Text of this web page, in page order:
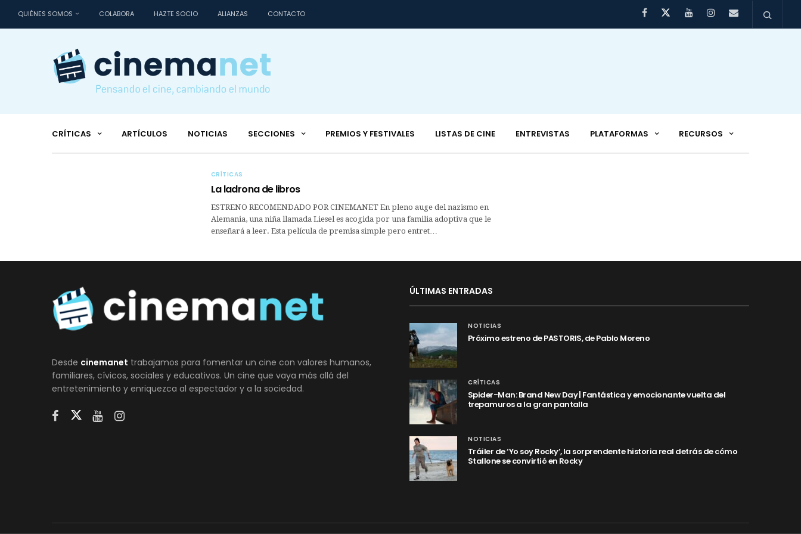
QUIÉNES SOMOS COLABORA HAZTE SOCIO ALIANZAS CONTACTO
CRÍTICAS ARTÍCULOS NOTICIAS SECCIONES PREMIOS Y FESTIVALES LISTAS DE CINE ENTREVISTAS PLATAFORMAS RECURSOS
CRÍTICAS
La ladrona de libros
ESTRENO RECOMENDADO POR CINEMANET En pleno auge del nazismo en
Alemania, una niña llamada Liesel es acogida por una familia adoptiva que le
enseñará a leer. Esta película de premisa simple pero entret…
Desde cinemanet trabajamos para fomentar un cine con valores humanos,
familiares, cívicos, sociales y educativos. Un cine que vaya más allá del
entretenimiento y enriquezca al espectador y a la sociedad.
ÚLTIMAS ENTRADAS
NOTICIAS
Próximo estreno de PASTORIS, de Pablo Moreno
CRÍTICAS
Spider-Man: Brand New Day | Fantástica y emocionante vuelta del
trepamuros a la gran pantalla
NOTICIAS
Tráiler de ‘Yo soy Rocky’, la sorprendente historia real detrás de cómo
Stallone se convirtió en Rocky